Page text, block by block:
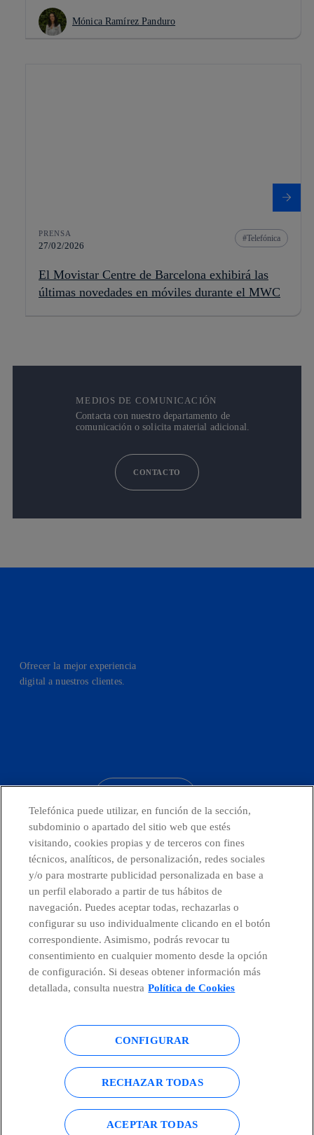
Mónica Ramírez Panduro
PRENSA
27/02/2026
Telefónica
El Movistar Centre de Barcelona exhibirá las
últimas novedades en móviles durante el MWC
MEDIOS DE COMUNICACIÓN
Contacta con nuestro departamento de
comunicación o solicita material adicional.
CONTACTO
Ofrecer la mejor experiencia
digital a nuestros clientes.
Telefónica en redes sociales
Canal de Denuncias
Centro Global Transparencia
Política de cookies Aviso legal
Accesibilidad Política de privacidad
Mapa del sitio
Telefónica puede utilizar, en función de la sección,
subdominio o apartado del sitio web que estés
visitando, cookies propias y de terceros con fines
técnicos, analíticos, de personalización, redes sociales
y/o para mostrarte publicidad personalizada en base a
un perfil elaborado a partir de tus hábitos de
navegación. Puedes aceptar todas, rechazarlas o
configurar su uso individualmente clicando en el botón
correspondiente. Asimismo, podrás revocar tu
consentimiento en cualquier momento desde la opción
de configuración. Si deseas obtener información más
detallada, consulta nuestra Política de Cookies
CONFIGURAR
RECHAZAR TODAS
ACEPTAR TODAS